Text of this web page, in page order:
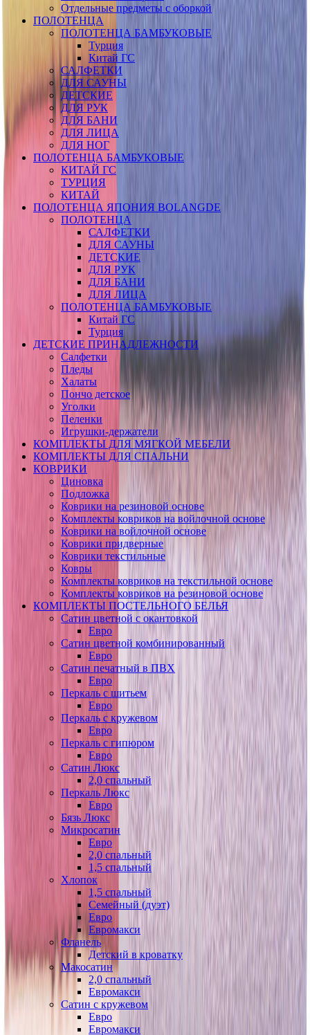
Отдельные предметы с оборкой
ПОЛОТЕНЦА
ПОЛОТЕНЦА БАМБУКОВЫЕ
Турция
Китай ГС
САЛФЕТКИ
ДЛЯ САУНЫ
ДЕТСКИЕ
ДЛЯ РУК
ДЛЯ БАНИ
ДЛЯ ЛИЦА
ДЛЯ НОГ
ПОЛОТЕНЦА БАМБУКОВЫЕ
КИТАЙ ГС
ТУРЦИЯ
КИТАЙ
ПОЛОТЕНЦА ЯПОНИЯ BOLANGDE
ПОЛОТЕНЦА
САЛФЕТКИ
ДЛЯ САУНЫ
ДЕТСКИЕ
ДЛЯ РУК
ДЛЯ БАНИ
ДЛЯ ЛИЦА
ПОЛОТЕНЦА БАМБУКОВЫЕ
Китай ГС
Турция
ДЕТСКИЕ ПРИНАДЛЕЖНОСТИ
Салфетки
Пледы
Халаты
Пончо детское
Уголки
Пеленки
Игрушки-держатели
КОМПЛЕКТЫ ДЛЯ МЯГКОЙ МЕБЕЛИ
КОМПЛЕКТЫ ДЛЯ СПАЛЬНИ
КОВРИКИ
Циновка
Подложка
Коврики на резиновой основе
Комплекты ковриков на войлочной основе
Коврики на войлочной основе
Коврики придверные
Коврики текстильные
Ковры
Комплекты ковриков на текстильной основе
Комплекты ковриков на резиновой основе
КОМПЛЕКТЫ ПОСТЕЛЬНОГО БЕЛЬЯ
Сатин цветной с окантовкой
Евро
Сатин цветной комбинированный
Евро
Сатин печатный в ПВХ
Евро
Перкаль с шитьем
Евро
Перкаль с кружевом
Евро
Перкаль с гипюром
Евро
Сатин Люкс
2,0 спальный
Перкаль Люкс
Евро
Бязь Люкс
Микросатин
Евро
2,0 спальный
1,5 спальный
Хлопок
1,5 спальный
Семейный (дуэт)
Евро
Евромакси
Фланель
Детский в кроватку
Макосатин
2,0 спальный
Евромакси
Сатин с кружевом
Евро
Евромакси